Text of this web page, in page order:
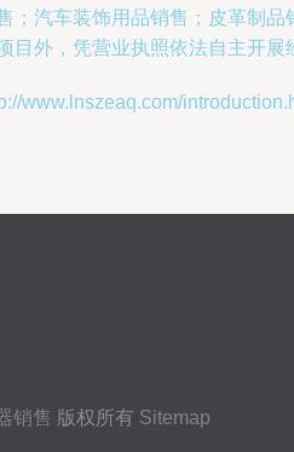
；汽车装饰用品销售；皮革制品
目外，凭营业执照依法自主开展
www.lnszeaq.com/
销售 版权所有 Sitemap